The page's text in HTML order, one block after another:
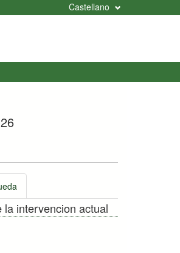
Castellano
la intervencion actual